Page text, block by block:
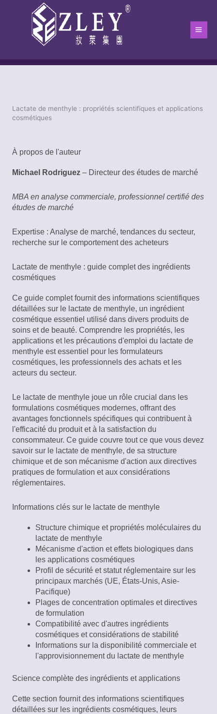
Maison-Blog-blog- Lactate de menthyle : propriétés
Lactate de menthyle : propriétés scientifiques et applications
cosmétiques
À propos de l'auteur
Michael Rodriguez – Directeur des études de marché
MBA en analyse commerciale, professionnel certifié des
études de marché
Expertise : Analyse de marché, tendances du secteur,
recherche sur le comportement des acheteurs
Lactate de menthyle : guide complet des ingrédients
cosmétiques
Ce guide complet fournit des informations scientifiques
détaillées sur le lactate de menthyle, un ingrédient
cosmétique essentiel utilisé dans divers produits de
soins et de beauté. Comprendre les propriétés, les
applications et les précautions d'emploi du lactate de
menthyle est essentiel pour les formulateurs
cosmétiques, les professionnels des achats et les
acteurs du secteur.
Le lactate de menthyle joue un rôle crucial dans les
formulations cosmétiques modernes, offrant des
avantages fonctionnels spécifiques qui contribuent à
l'efficacité du produit et à la satisfaction du
consommateur. Ce guide couvre tout ce que vous devez
savoir sur le lactate de menthyle, de sa structure
chimique et de son mécanisme d'action aux directives
pratiques de formulation et aux considérations
réglementaires.
Informations clés sur le lactate de menthyle
Structure chimique et propriétés moléculaires du
lactate de menthyle
Mécanisme d'action et effets biologiques dans
les applications cosmétiques
Profil de sécurité et statut réglementaire sur les
principaux marchés (UE, États-Unis, Asie-
Pacifique)
Plages de concentration optimales et directives
de formulation
Compatibilité avec d'autres ingrédients
cosmétiques et considérations de stabilité
Informations sur la disponibilité commerciale et
l'approvisionnement du lactate de menthyle
Science complète des ingrédients et applications
Cette section fournit des informations scientifiques
détaillées sur les ingrédients cosmétiques, leurs